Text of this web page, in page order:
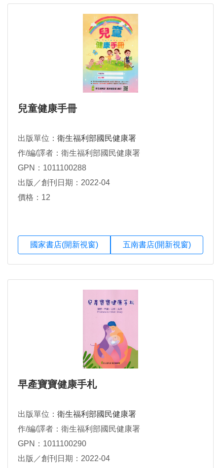
兒童健康手冊
出版單位： 衛生福利部國民健康署
作/編/譯者：衛生福利部國民健康署
GPN：1011100288
出版／創刊日期：2022-04
價格：12
國家書店(開新視窗) 五南書店(開新視窗)
早產寶寶健康手札
出版單位： 衛生福利部國民健康署
作/編/譯者：衛生福利部國民健康署
GPN：1011100290
出版／創刊日期：2022-04